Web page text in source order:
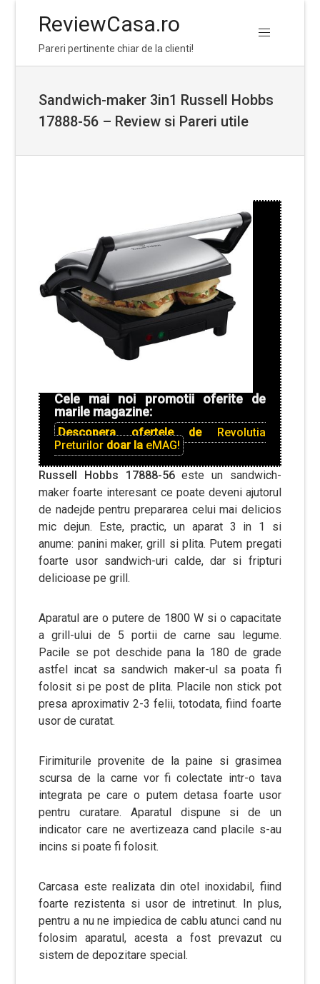
ReviewCasa.ro
Pareri pertinente chiar de la clienti!
Sandwich-maker 3in1 Russell Hobbs
17888-56 – Review si Pareri utile
Cele mai noi promotii oferite de
marile magazine:
Descopera ofertele de Revolutia
Preturilor doar la eMAG!
Russell Hobbs 17888-56este un sandwich-
maker foarte interesant ce poate deveni ajutorul
de nadejde pentru prepararea celui mai delicios
mic dejun. Este, practic, un aparat 3 in 1 si
anume: panini maker, grill si plita. Putem pregati
foarte usor sandwich-uri calde, dar si fripturi
delicioase pe grill.
Aparatul are o putere de 1800 W si o capacitate
a grill-ului de 5 portii de carne sau legume.
Pacile se pot deschide pana la 180 de grade
astfel incat sa sandwich maker-ul sa poata fi
folosit si pe post de plita. Placile non stick pot
presa aproximativ 2-3 felii, totodata, fiind foarte
usor de curatat.
Firimiturile provenite de la paine si grasimea
scursa de la carne vor fi colectate intr-o tava
integrata pe care o putem detasa foarte usor
pentru curatare. Aparatul dispune si de un
indicator care ne avertizeaza cand placile s-au
incins si poate fi folosit.
Carcasa este realizata din otel inoxidabil, fiind
foarte rezistenta si usor de intretinut. In plus,
pentru a nu ne impiedica de cablu atunci cand nu
folosim aparatul, acesta a fost prevazut cu
sistem de depozitare special.